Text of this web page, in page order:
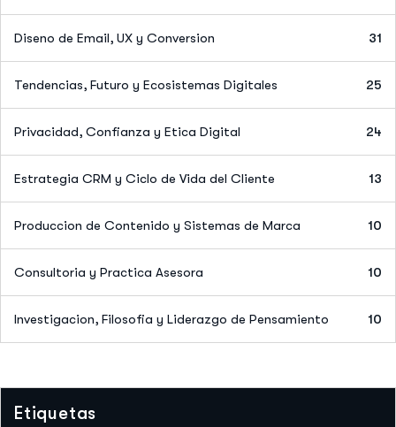
Diseno de Email, UX y Conversion 31
Tendencias, Futuro y Ecosistemas Digitales 25
Privacidad, Confianza y Etica Digital 24
Estrategia CRM y Ciclo de Vida del Cliente 13
Produccion de Contenido y Sistemas de Marca 10
Consultoria y Practica Asesora 10
Investigacion, Filosofia y Liderazgo de Pensamiento 10
Etiquetas